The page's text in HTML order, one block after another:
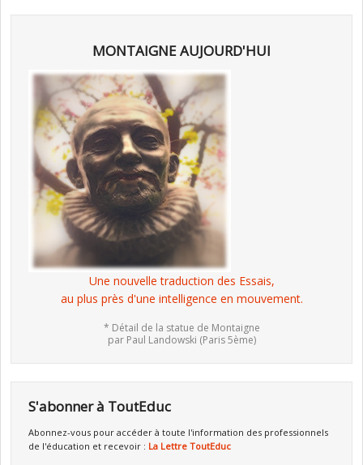
MONTAIGNE AUJOURD'HUI
Une nouvelle traduction des Essais,
au plus près d'une intelligence en mouvement.
* Détail de la statue de Montaigne
par Paul Landowski (Paris 5ème)
S'abonner à ToutEduc
Abonnez-vous pour accéder à toute l'information des professionnels
de l'éducation et recevoir : La Lettre ToutEduc